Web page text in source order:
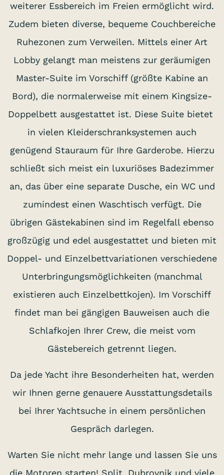
weiterer Essbereich im Freien ermöglicht wird.
Zudem bieten diverse, bequeme Couchbereiche
Ruhezonen zum Verweilen. Mittels einer Art
Lobby gelangt man meistens zur geräumigen
Master-Suite im Vorschiff (größte Kabine an
Bord), die normalerweise mit einem Kingsize-
Doppelbett ausgestattet ist. Diese Suite bietet
in vielen Kleiderschranksystemen auch
genügend Stauraum für Ihre Garderobe. Hierzu
schließt sich meist ein luxuriöses Badezimmer
an, das über eine separate Dusche, ein WC und
zumindest einen Waschtisch verfügt. Die
übrigen Gästekabinen sind im Regelfall ebenso
großzügig und edel ausgestattet und bieten mit
Doppel- und Einzelbettvariationen verschiedene
Unterbringungsmöglichkeiten (manchmal
existieren auch Einzelbettkojen). Im Vorschiff
findet man bei gängigen Bauweisen auch die
Schlafkojen Ihrer Crew, die meist vom
Gästebereich getrennt liegen.
Da jede Yacht ihre Besonderheiten hat, werden
wir Ihnen gerne genauere Ausstattungsdetails
bei Ihrer Yachtsuche in einem persönlichen
Gespräch darlegen.
Warten Sie nicht mehr lange und lassen Sie uns
die Motoren starten! Split, Dubrovnik und viele